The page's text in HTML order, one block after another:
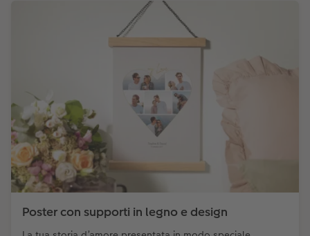
Poster con supporti in legno e design